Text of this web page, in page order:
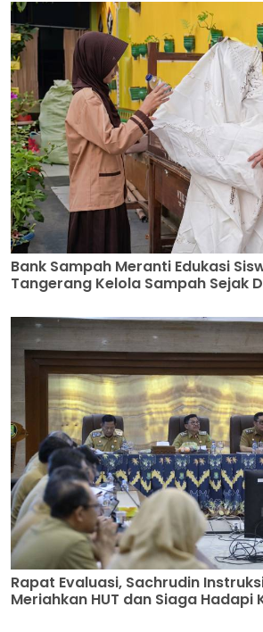
Bank Sampah Meranti Edukasi
Tangerang Kelola Sampah Sejak
Rapat Evaluasi, Sachrudin
Meriahkan HUT dan Siaga Hadapi